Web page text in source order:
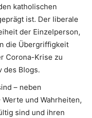
katholischen
ist. Der liberale
der Einzelperson,
die Übergriffigkeit
Corona-Krise zu
des Blogs.
– neben
und Wahrheiten,
sind und ihren